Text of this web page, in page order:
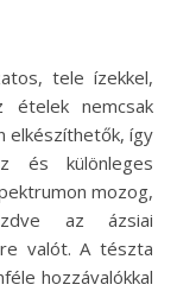
ételek nemcsak
elkészíthetők, így
és különleges
mozog,
az ázsiai
valót. A tészta
hozzávalókkal